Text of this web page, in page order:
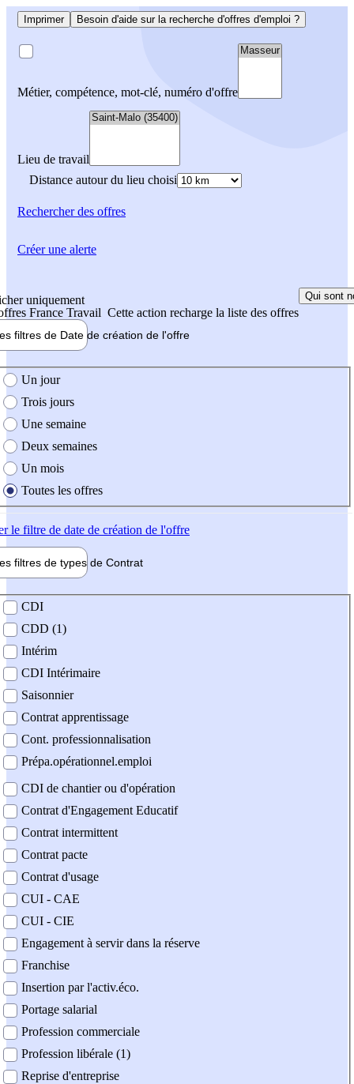
Imprimer Besoin d'aide sur la recherche d'offres d'emploi ?
Métier, compétence, mot-clé, numéro d'offre
Lieu de travail
Distance autour du lieu choisi
Rechercherdes offres
uniquement
France Travail Cette action recharge la liste des offres
Qui sont
filtres de Date de création de l'offre
création de l'offre
Un jour
Trois jours
Une semaine
Deux semaines
Un mois
Toutes les offres
le filtre de date de création de l'offre
filtres de types de Contrat
contrat
CDI
CDD (1)
Intérim
CDI Intérimaire
Saisonnier
Contrat apprentissage
Cont. professionnalisation
Prépa.opérationnel.emploi
CDI de chantier ou d'opération
Contrat d'Engagement Educatif
Contrat intermittent
Contrat pacte
Contrat d'usage
CUI - CAE
CUI - CIE
Engagement à servir dans la réserve
Franchise
Insertion par l'activ.éco.
Portage salarial
Profession commerciale
Profession libérale (1)
Reprise d'entreprise
Créer une alerte